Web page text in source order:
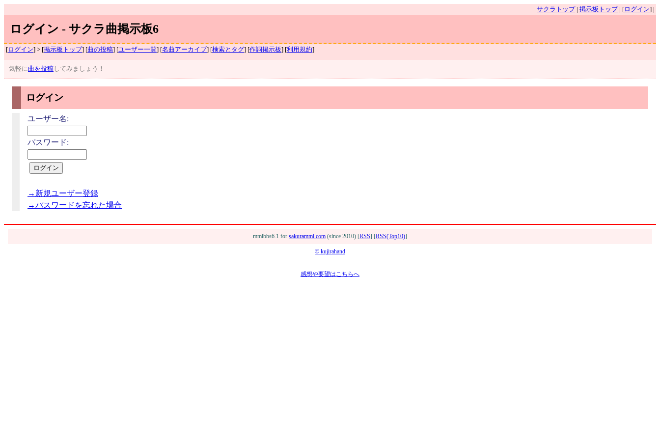
サクラトップ 掲示板トップ | [ログイン] |
ログイン - サクラ曲掲示板6
[ログイン] > [掲示板トップ] [曲の投稿] [ユーザー一覧] [名曲アーカイブ] [検索とタグ] [作詞掲示板] [利用規約]
気軽に曲を投稿 してみましょう！
ログイン
ユーザー名:
パスワード:
→新規ユーザー登録
→パスワードを忘れた場合
mmlbbs6.1 for sakuramml.com (since 2010) [RSS] [RSS(Top10)]
© kujirahand
感想や要望はこちらへ